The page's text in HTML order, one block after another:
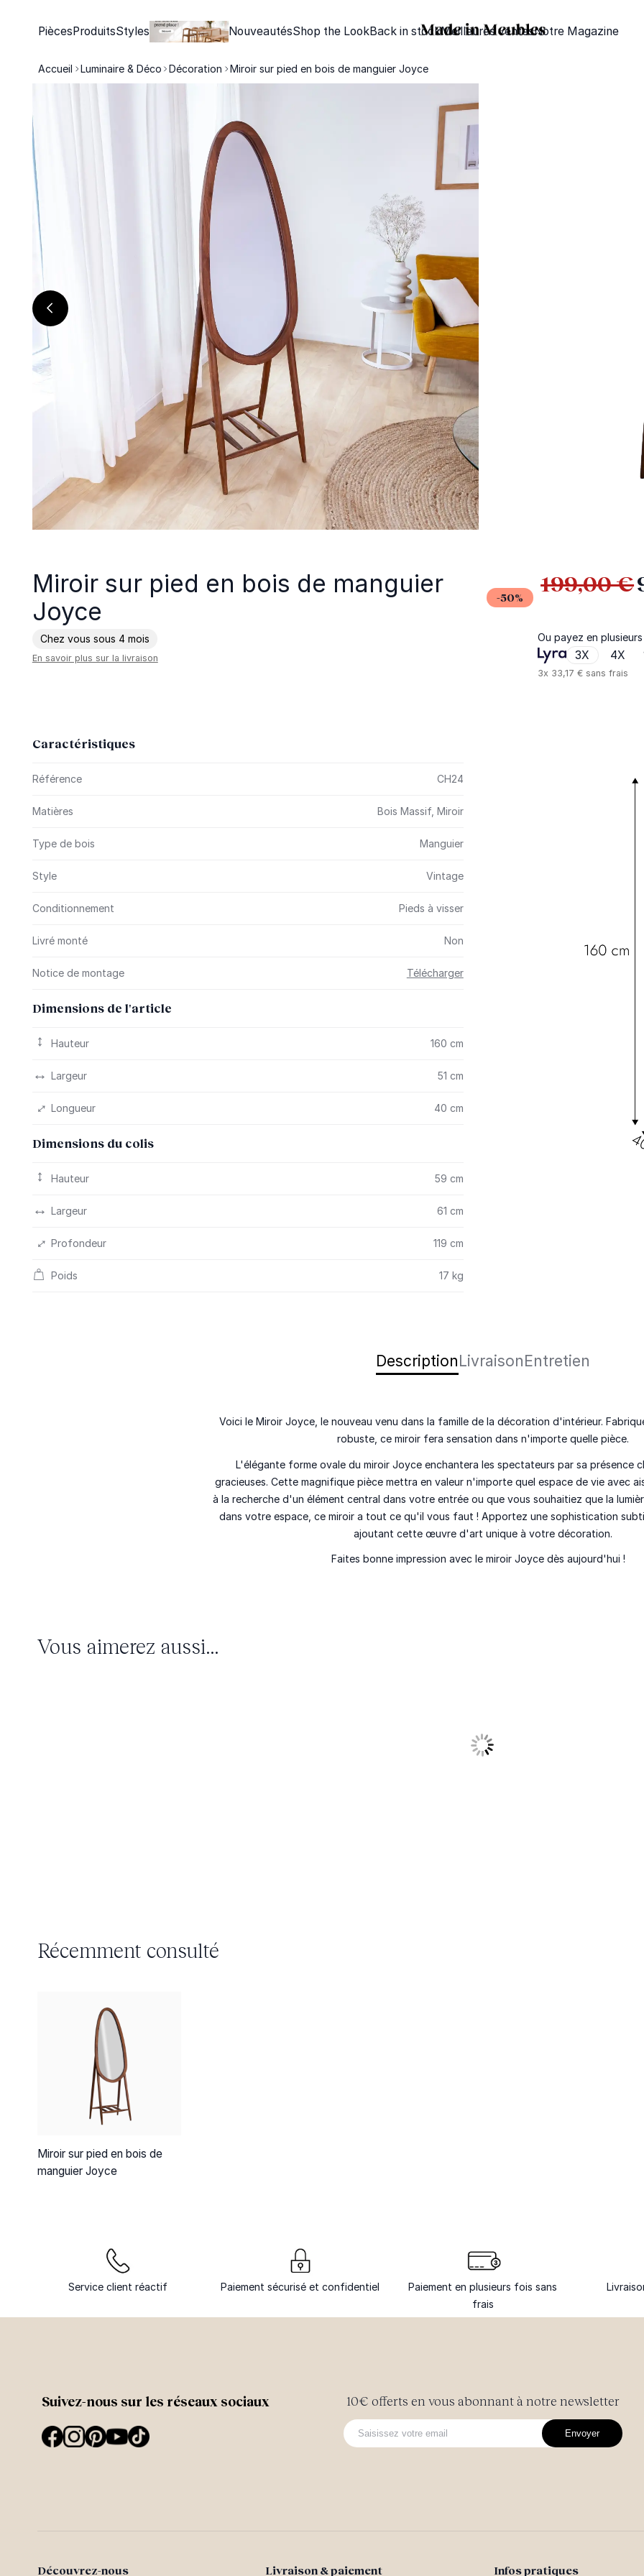
PiècesProduitsStyles NouveautésShop the LookBack in stockMeilleures ventesNotre Magazine
Accueil Luminaire & Déco Décoration Miroir sur pied en bois de manguier Joyce
Miroir sur pied en bois de manguier
Joyce
-50%
Chez vous sous 4 mois
En savoir plus sur la livraison
199,00 €
Ou payez en
3X 4X
3x 33,17 €sans frais
Caractéristiques
Référence CH24
Matières Bois Massif, Miroir
Type de bois Manguier
Style Vintage
Conditionnement Pieds à visser
Livré monté Non
Notice de montage Télécharger
Dimensions de l'article
Hauteur 160 cm
Largeur 51 cm
Longueur 40 cm
Dimensions du colis
Hauteur 59 cm
Largeur 61 cm
Profondeur 119 cm
Poids 17 kg
DescriptionLivraisonEntretien
Voici le Miroir Joyce, le nouveau venu dans la famille de la décoration d'intérieur.
robuste, ce miroir fera sensation dans n'importe quelle pièce.
L'élégante forme ovale du miroir Joyce enchantera les spectateurs par sa présence
gracieuses. Cette magnifique pièce mettra en valeur n'importe quel espace de vie avec
à la recherche d'un élément central dans votre entrée ou que vous souhaitiez que la
dans votre espace, ce miroir a tout ce qu'il vous faut ! Apportez une sophistication
ajoutant cette œuvre d'art unique à votre décoration.
Faites bonne impression avec le miroir Joyce dès aujourd'hui !
Vous aimerez aussi...
Récemment consulté
Miroir sur pied en bois de
manguier Joyce
Service client réactif Paiement sécurisé et confidentiel
Paiement en plusieurs fois sans
frais
Suivez-nous sur les réseaux sociaux 10€ offerts en vous abonnant à notre newsletter
Envoyer
Découvrez-nous Livraison & paiement Infos pratiques